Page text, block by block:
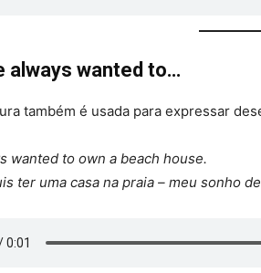
always wanted to…
também é usada para expressar
wanted to own a beach house.
ter uma casa na praia – meu sonho